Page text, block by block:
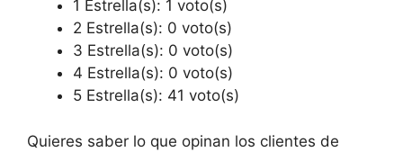
1 Estrella(s): 1 voto(s)
2 Estrella(s): 0 voto(s)
3 Estrella(s): 0 voto(s)
4 Estrella(s): 0 voto(s)
5 Estrella(s): 41 voto(s)
Quieres saber lo que opinan los clientes de